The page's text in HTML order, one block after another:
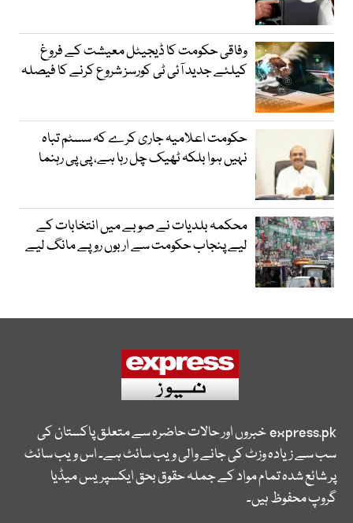
وفاقی حکومت کا ڈیجیٹل معیشت کے فروغ
کیلئے جدید آئی ٹی کورسز شروع کرنے کا فیصلہ
حکومت اعلامیہ جاری کرے کہ سسٹم تباہ
نہیں ہوا بلکہ ٹھیک چل رہا ہے، پی پی رہنما
محکمہ بلدیات نے صوبے میں انتخابات کے
لیے پنجاب حکومت سے اربوں روپے مانگ لیے
express.pkخبروں اور حالات حاضرہ سے متعلق پاکستان کی
سب سے زیادہ وزٹ کی جانے والی ویب سائٹ ہے۔ اس ویب سائٹ
پر شائع شدہ تمام مواد کے جملہ حقوق بحق ایکسپریس میڈیا
گروپ محفوظ ہیں۔